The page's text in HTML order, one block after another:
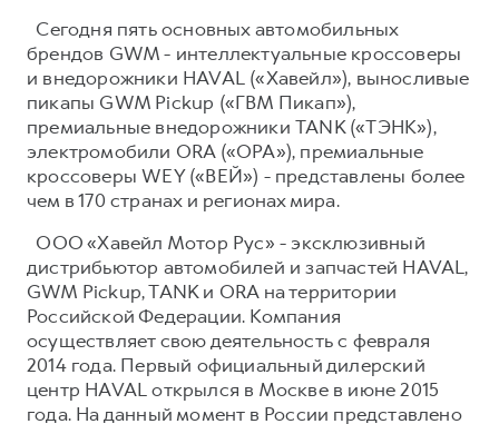
Сегодня пять основных автомобильных
брендов GWM - интеллектуальные кроссоверы
и внедорожники HAVAL («Хавейл»), выносливые
пикапы GWM Pickup («ГВМ Пикап»),
премиальные внедорожники TANK («ТЭНК»),
электромобили ORA («ОРА»), премиальные
кроссоверы WEY («ВЕЙ») - представлены более
чем в 170 странах и регионах мира.
ООО «Хавейл Мотор Рус» - эксклюзивный
дистрибьютор автомобилей и запчастей HAVAL,
GWM Pickup, TANK и ORA на территории
Российской Федерации. Компания
осуществляет свою деятельность с февраля
2014 года. Первый официальный дилерский
центр HAVAL открылся в Москве в июне 2015
года. На данный момент в России представлено